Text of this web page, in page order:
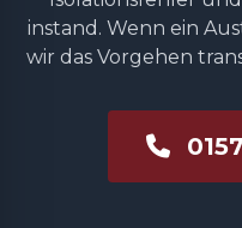
instand. Wenn ein
wir das Vorgehen